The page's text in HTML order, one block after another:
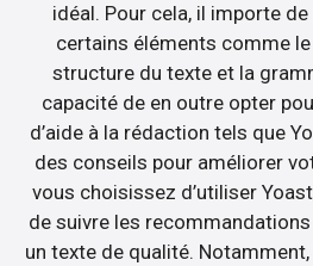
idéal. Pour cela, il importe
certains éléments comme
structure du texte et la
capacité de en outre opter
d’aide à la rédaction tels que
des conseils pour améliorer
vous choisissez d’utiliser
de suivre les
un texte de qualité.